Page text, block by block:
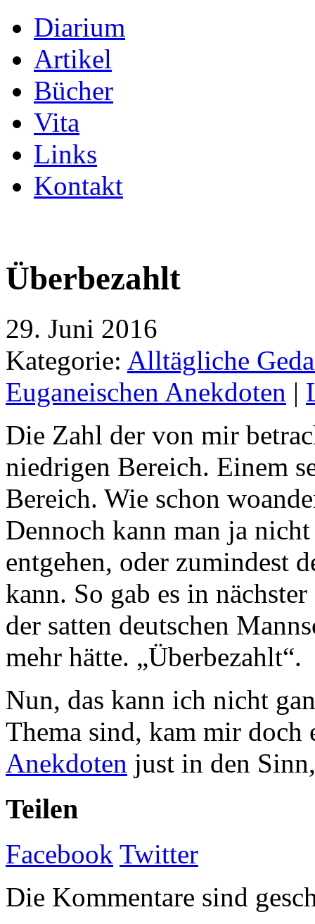
Diarium
Artikel
Bücher
Vita
Links
Kontakt
Überbezahlt
29. Juni 2016
Kategorie: Alltägliche
Euganeischen Anekdoten |
Die Zahl der von mir
niedrigen Bereich. Einem
Bereich. Wie schon
Dennoch kann man ja
entgehen, oder zumindest
kann. So gab es in
der satten deutschen
mehr hätte. „Überbezahlt“.
Nun, das kann ich nicht
Thema sind, kam mir doch
Anekdoten just in den
Teilen
Facebook Twitter
Die Kommentare sind